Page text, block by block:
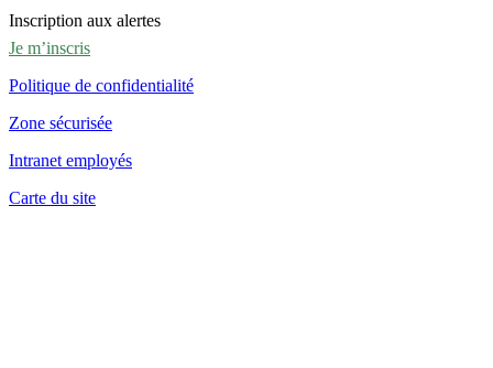
Inscription aux alertes
Je m’inscris
Politique de confidentialité
Zone sécurisée
Intranet employés
Carte du site